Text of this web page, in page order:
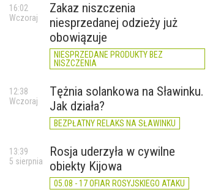
Zakaz niszczenia
niesprzedanej odzieży już
obowiązuje
NIESPRZEDANE PRODUKTY BEZ
NISZCZENIA
16:02
Wczoraj
Tężnia solankowa na Sławinku.
Jak działa?
BEZPŁATNY RELAKS NA SŁAWINKU
12:38
Wczoraj
Rosja uderzyła w cywilne
obiekty Kijowa
05.08 - 17 OFIAR ROSYJSKIEGO ATAKU
13:39
5 sierpnia